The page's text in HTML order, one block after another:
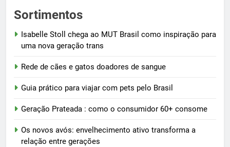
Sortimentos
Isabelle Stoll chega ao MUT Brasil como inspiração para
uma nova geração trans
Rede de cães e gatos doadores de sangue
Guia prático para viajar com pets pelo Brasil
Geração Prateada : como o consumidor 60+ consome
Os novos avós: envelhecimento ativo transforma a
relação entre gerações